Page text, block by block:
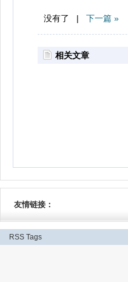
没有了 | 下一篇 »
相关文章
友情链接：
RSS Tags